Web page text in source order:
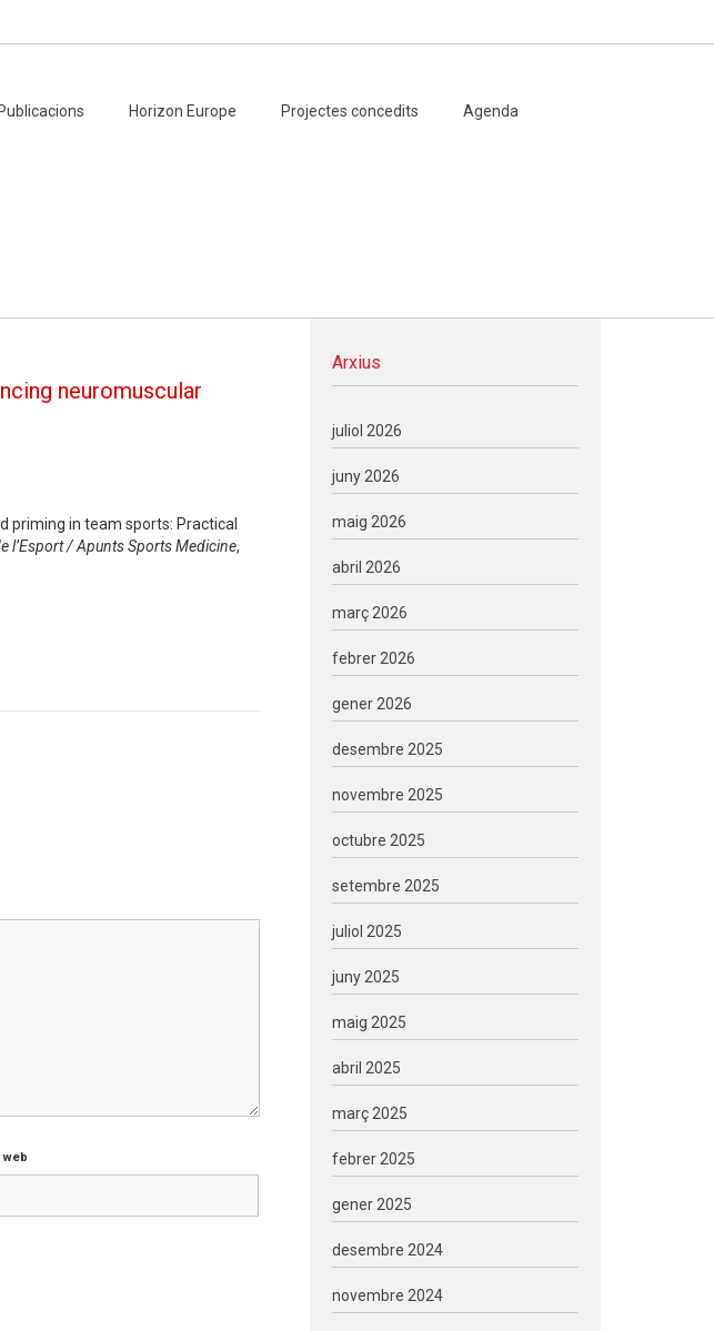
Publicacions Horizon Europe Projectes concedits Agenda
neuromuscular
priming in team sports: Practical
l’Esport / Apunts Sports Medicine,
web
Arxius
juliol 2026
juny 2026
maig 2026
abril 2026
març 2026
febrer 2026
gener 2026
desembre 2025
novembre 2025
octubre 2025
setembre 2025
juliol 2025
juny 2025
maig 2025
abril 2025
març 2025
febrer 2025
gener 2025
desembre 2024
novembre 2024